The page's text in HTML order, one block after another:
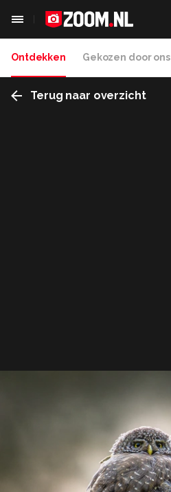
Ontdekken Gekozen door ons
Terug naar overzicht